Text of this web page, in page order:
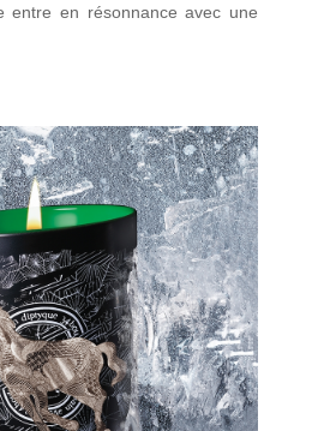
entre en résonnance avec une